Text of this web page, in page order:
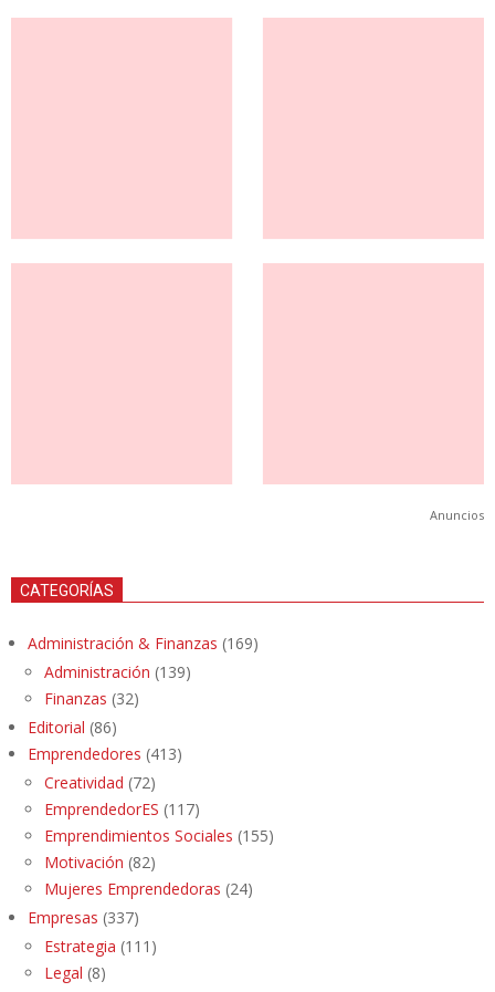
Anuncios
CATEGORÍAS
Administración & Finanzas (169)
Administración (139)
Finanzas (32)
Editorial (86)
Emprendedores (413)
Creatividad (72)
EmprendedorES (117)
Emprendimientos Sociales (155)
Motivación (82)
Mujeres Emprendedoras (24)
Empresas (337)
Estrategia (111)
Legal (8)